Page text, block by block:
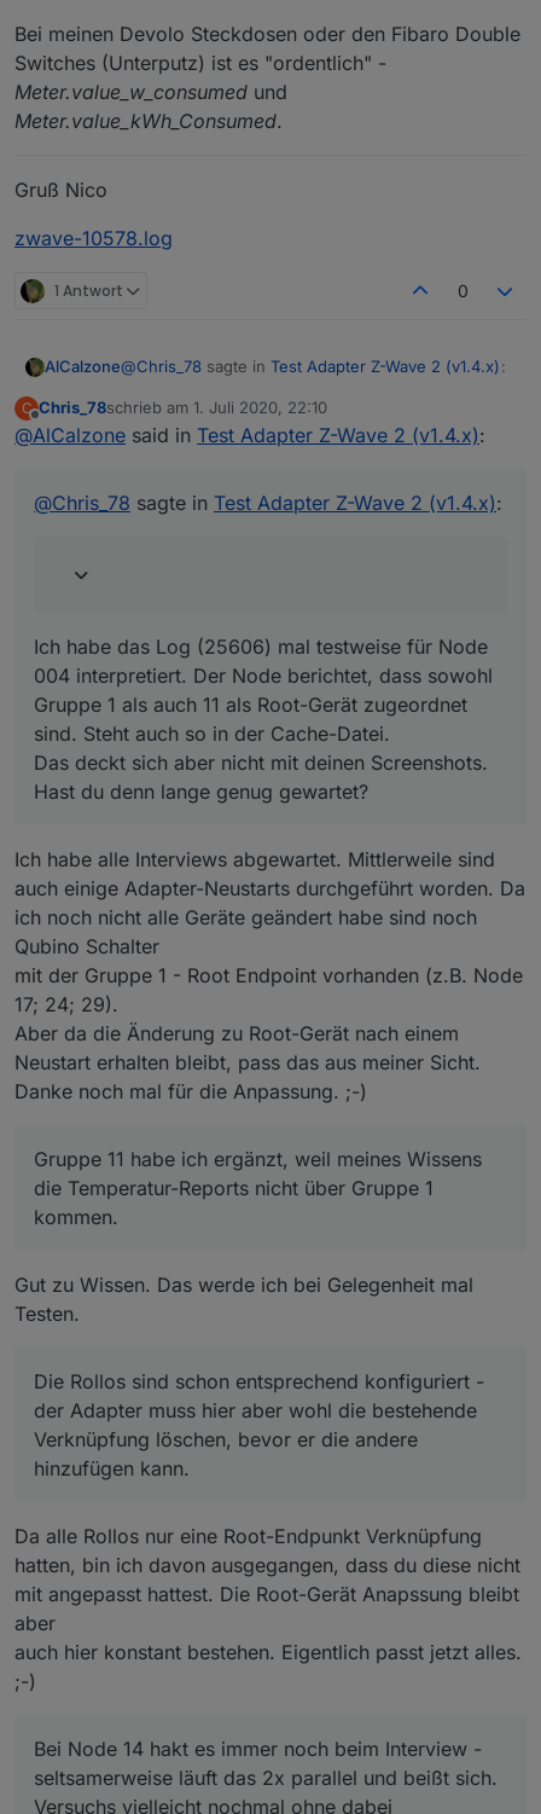
Bei meinen Devolo Steckdosen oder den Fibaro Double
Switches (Unterputz) ist es "ordentlich" -
Meter.value_w_consumed und
Meter.value_kWh_Consumed.
Gruß Nico
zwave-10578.log
1 Antwort 0
AlCalzone@Chris_78 sagte in Test Adapter Z-Wave 2 (v1.4.x):
Kannst du die Konfiguration so ändern, dass
004 interpretiert. Der Node berichtet, dass sowohl
Gruppe 1 als auch 11 als Root-Gerät zugeordnet
die Temperatur-Reports nicht über Gruppe 1
kommen.
Die Rollos sind schon entsprechend konfiguriert -
einzugreifen.
C
Offline
Chris_78schrieb am 1. Juli 2020, 22:10
zuletzt editiert von
@AlCalzone said in Test Adapter Z-Wave 2 (v1.4.x):
@Chris_78 sagte in Test Adapter Z-Wave 2 (v1.4.x):
Ich habe das Log (25606) mal testweise für Node
004 interpretiert. Der Node berichtet, dass sowohl
Gruppe 1 als auch 11 als Root-Gerät zugeordnet
sind. Steht auch so in der Cache-Datei.
Das deckt sich aber nicht mit deinen Screenshots.
Hast du denn lange genug gewartet?
Ich habe alle Interviews abgewartet. Mittlerweile sind
auch einige Adapter-Neustarts durchgeführt worden. Da
ich noch nicht alle Geräte geändert habe sind noch
Qubino Schalter
mit der Gruppe 1 - Root Endpoint vorhanden (z.B. Node
17; 24; 29).
Aber da die Änderung zu Root-Gerät nach einem
Neustart erhalten bleibt, pass das aus meiner Sicht.
Danke noch mal für die Anpassung. ;-)
Gruppe 11 habe ich ergänzt, weil meines Wissens
die Temperatur-Reports nicht über Gruppe 1
kommen.
Gut zu Wissen. Das werde ich bei Gelegenheit mal
Testen.
Die Rollos sind schon entsprechend konfiguriert -
der Adapter muss hier aber wohl die bestehende
Verknüpfung löschen, bevor er die andere
hinzufügen kann.
Da alle Rollos nur eine Root-Endpunkt Verknüpfung
hatten, bin ich davon ausgegangen, dass du diese nicht
mit angepasst hattest. Die Root-Gerät Anapssung bleibt
aber
auch hier konstant bestehen. Eigentlich passt jetzt alles.
;-)
Bei Node 14 hakt es immer noch beim Interview -
seltsamerweise läuft das 2x parallel und beißt sich.
Versuchs vielleicht nochmal ohne dabei